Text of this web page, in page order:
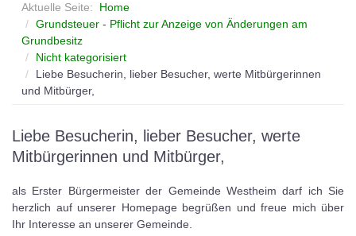
Aktuelle Seite: Home
Grundsteuer - Pflicht zur Anzeige von Änderungen am
Grundbesitz
Nicht kategorisiert
Liebe Besucherin, lieber Besucher, werte Mitbürgerinnen
und Mitbürger,
Liebe Besucherin, lieber Besucher, werte
Mitbürgerinnen und Mitbürger,
als Erster Bürgermeister der Gemeinde Westheim darf ich Sie
herzlich auf unserer Homepage begrüßen und freue mich über
Ihr Interesse an unserer Gemeinde.